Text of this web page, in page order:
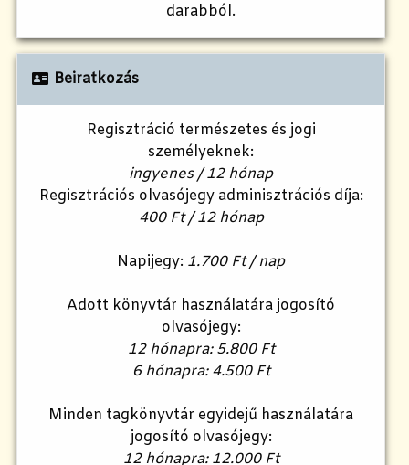
darabból.
Beiratkozás
Regisztráció természetes és jogi
személyeknek:
ingyenes / 12 hónap
Regisztrációs olvasójegy adminisztrációs díja:
400 Ft / 12 hónap
Napijegy: 1.700 Ft / nap
Adott könyvtár használatára jogosító
olvasójegy:
12 hónapra: 5.800 Ft
6 hónapra: 4.500 Ft
Minden tagkönyvtár egyidejű használatára
jogosító olvasójegy:
12 hónapra: 12.000 Ft